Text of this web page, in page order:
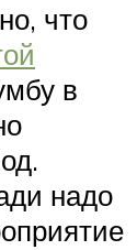
что
в
надо